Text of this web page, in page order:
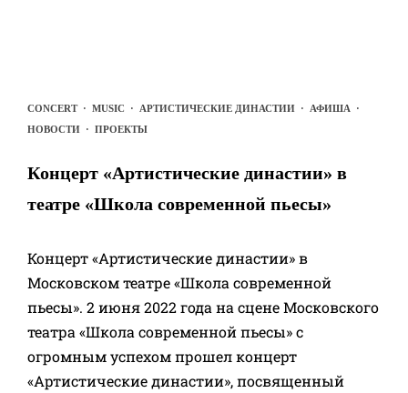
CONCERT· MUSIC · АРТИСТИЧЕСКИЕ ДИНАСТИИ · АФИША ·
НОВОСТИ · ПРОЕКТЫ
Концерт «Артистические династии» в
театре «Школа современной пьесы»
Концерт «Артистические династии» в
Московском театре «Школа современной
пьесы». 2 июня 2022 года на сцене Московского
театра «Школа современной пьесы» с
огромным успехом прошел концерт
«Артистические династии», посвященный